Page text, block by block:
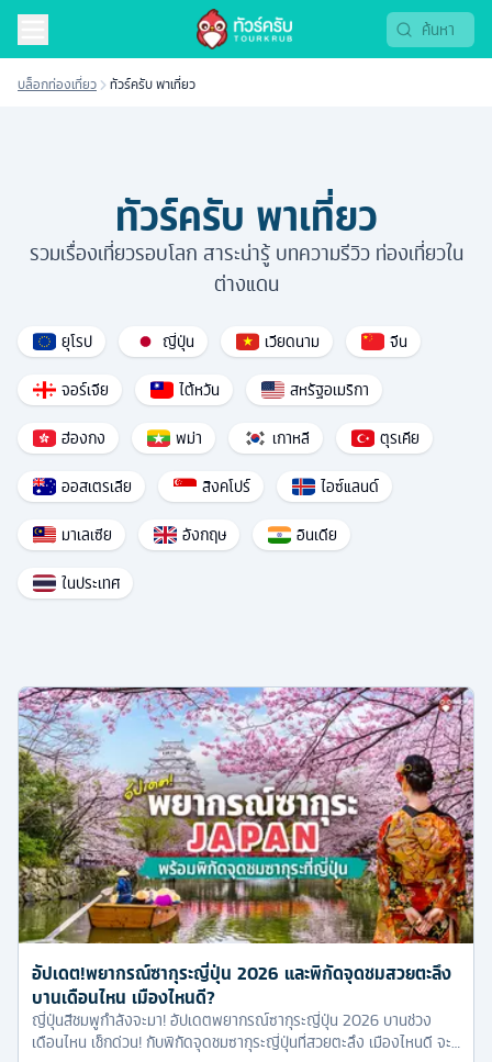
บล็อกท่องเที่ยว ทัวร์ครับ พาเที่ยว
ทัวร์ครับ พาเที่ยว
รวมเรื่องเที่ยวรอบโลก สาระน่ารู้ บทความรีวิว ท่องเที่ยวใน
ต่างแดน
ยุโรป ญี่ปุ่น เวียดนาม
จีน
จอร์เจีย
ไต้หวัน
สหรัฐอเมริกา
ฮ่องกง
พม่า เกาหลี
ตุรเคีย
ออสเตรเลีย
สิงคโปร์
ไอซ์แลนด์
มาเลเซีย
อังกฤษ
อินเดีย
ในประเทศ
อัปเดต!พยากรณ์ซากุระญี่ปุ่น 2026 และพิกัดจุดชมสวยตะลึง
บานเดือนไหน เมืองไหนดี?
ญี่ปุ่นสีชมพูกำลังจะมา! อัปเดตพยากรณ์ซากุระญี่ปุ่น 2026 บานช่วง
เดือนไหน เช็กด่วน! กับพิกัดจุดชมซากุระญี่ปุ่นที่สวยตะลึง เมืองไหนดี จะ